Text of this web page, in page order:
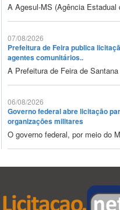
A Agesul-MS (Agência Estadual
07/08/2026
Prefeitura de Feira publica
agentes comunitários..
A Prefeitura de Feira de
06/08/2026
Governo federal abre licitação
organizações militares
O governo federal, por meio do